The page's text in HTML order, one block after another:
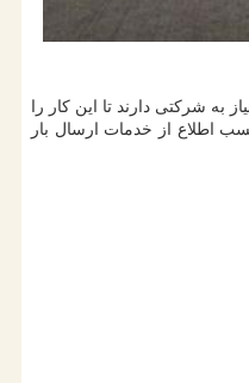
به شرکتی دارند تا این کار را
اطلاع از خدمات ارسال بار